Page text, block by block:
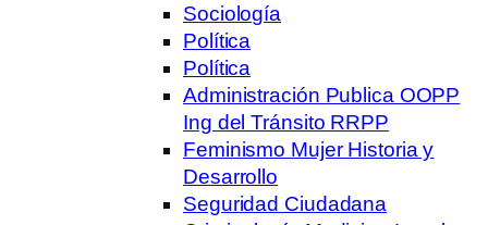
Sociología
Política
Política
Administración Publica OOPP
Ing del Tránsito RRPP
Feminismo Mujer Historia y
Desarrollo
Seguridad Ciudadana